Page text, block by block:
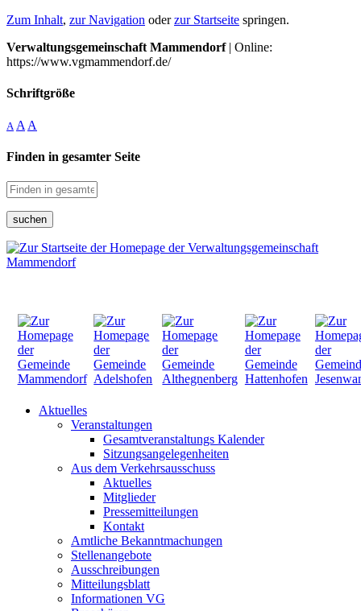
Zum Inhalt, zur Navigation oderzur Startseite springen.
Verwaltungsgemeinschaft Mammendorf| Online:
https://www.vgmammendorf.de/
Schriftgröße
A A A
Finden in gesamter Seite
suchen
Aktuelles
Veranstaltungen
Gesamtveranstaltungs Kalender
Sitzungsangelegenheiten
Aus dem Verkehrsausschuss
Aktuelles
Mitglieder
Pressemitteilungen
Kontakt
Amtliche Bekanntmachungen
Stellenangebote
Ausschreibungen
Mitteilungsblatt
Informationen VG